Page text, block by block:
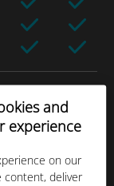
and
experience
on our
content, deliver